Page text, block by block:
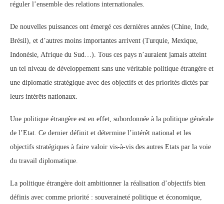
réguler l’ensemble des relations internationales.
De nouvelles puissances ont émergé ces dernières années (Chine, Inde,
Brésil), et d’autres moins importantes arrivent (Turquie, Mexique,
Indonésie, Afrique du Sud…). Tous ces pays n’auraient jamais atteint
un tel niveau de développement sans une véritable politique étrangère et
une diplomatie stratégique avec des objectifs et des priorités dictés par
leurs intérêts nationaux.
Une politique étrangère est en effet, subordonnée à la politique générale
de l’Etat. Ce dernier définit et détermine l’intérêt national et les
objectifs stratégiques à faire valoir vis-à-vis des autres Etats par la voie
du travail diplomatique.
La politique étrangère doit ambitionner la réalisation d’objectifs bien
définis avec comme priorité : souveraineté politique et économique,